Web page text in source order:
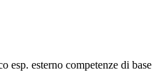
esp. esterno competenze di base